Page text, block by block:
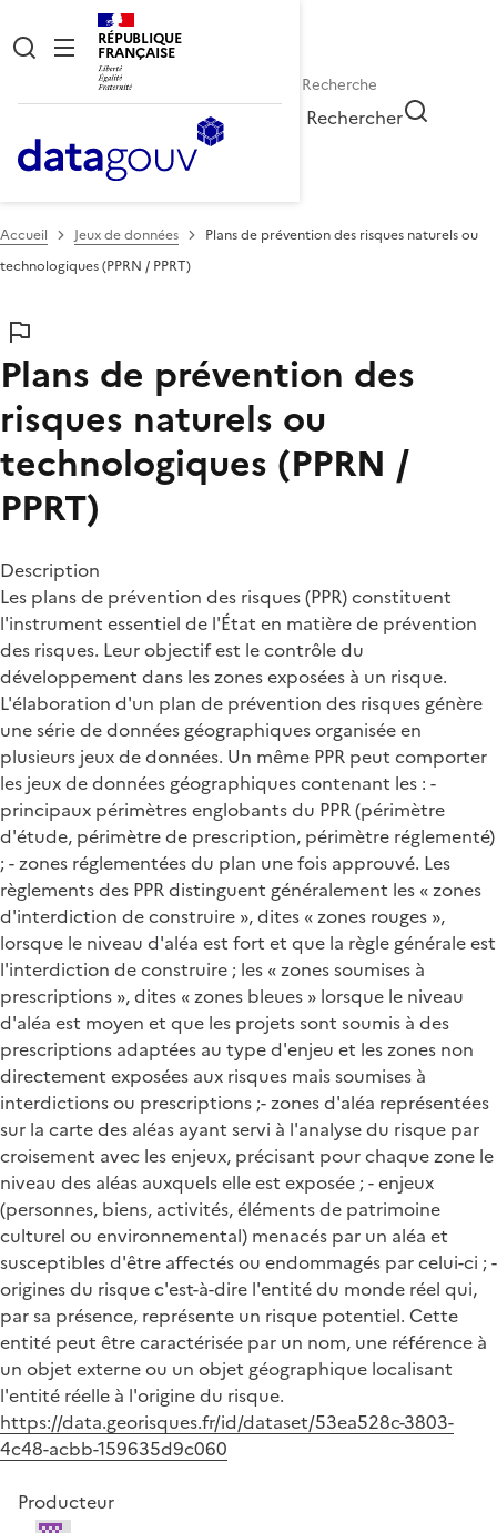
RÉPUBLIQUE
FRANÇAISE
Rechercher
Accueil Jeux de données
Plans de prévention des risques naturels ou
technologiques (PPRN / PPRT)
Plans de prévention des
risques naturels ou
technologiques (PPRN /
PPRT)
Description
Les plans de prévention des risques (PPR) constituent
l'instrument essentiel de l'État en matière de prévention
des risques. Leur objectif est le contrôle du
développement dans les zones exposées à un risque.
L'élaboration d'un plan de prévention des risques génère
une série de données géographiques organisée en
plusieurs jeux de données. Un même PPR peut comporter
les jeux de données géographiques contenant les : -
principaux périmètres englobants du PPR (périmètre
d'étude, périmètre de prescription, périmètre réglementé)
; - zones réglementées du plan une fois approuvé. Les
règlements des PPR distinguent généralement les « zones
d'interdiction de construire », dites « zones rouges »,
lorsque le niveau d'aléa est fort et que la règle générale est
l'interdiction de construire ; les « zones soumises à
prescriptions », dites « zones bleues » lorsque le niveau
d'aléa est moyen et que les projets sont soumis à des
prescriptions adaptées au type d'enjeu et les zones non
directement exposées aux risques mais soumises à
interdictions ou prescriptions ;- zones d'aléa représentées
sur la carte des aléas ayant servi à l'analyse du risque par
croisement avec les enjeux, précisant pour chaque zone le
niveau des aléas auxquels elle est exposée ; - enjeux
(personnes, biens, activités, éléments de patrimoine
culturel ou environnemental) menacés par un aléa et
susceptibles d'être affectés ou endommagés par celui-ci ; -
origines du risque c'est-à-dire l'entité du monde réel qui,
par sa présence, représente un risque potentiel. Cette
entité peut être caractérisée par un nom, une référence à
un objet externe ou un objet géographique localisant
l'entité réelle à l'origine du risque.
https://data.georisques.fr/id/dataset/53ea528c-3803-
4c48-acbb-159635d9c060
Producteur